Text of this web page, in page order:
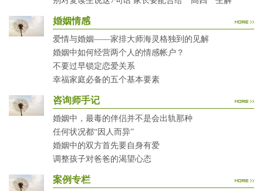
婚姻情感
爱情与婚姻——家排大师海灵格独到的见解
婚姻中如何经营两个人的情感帐户？
不要过早锁定恋爱关系
幸福家庭必备的五个基本要素
咨询师手记
婚姻中，最毒的伴侣并不是会出轨那种
任何状况都“因人而异”
婚姻中的双方首先要自身有爱
调整孩子对爸爸的渴望心态
案例专栏